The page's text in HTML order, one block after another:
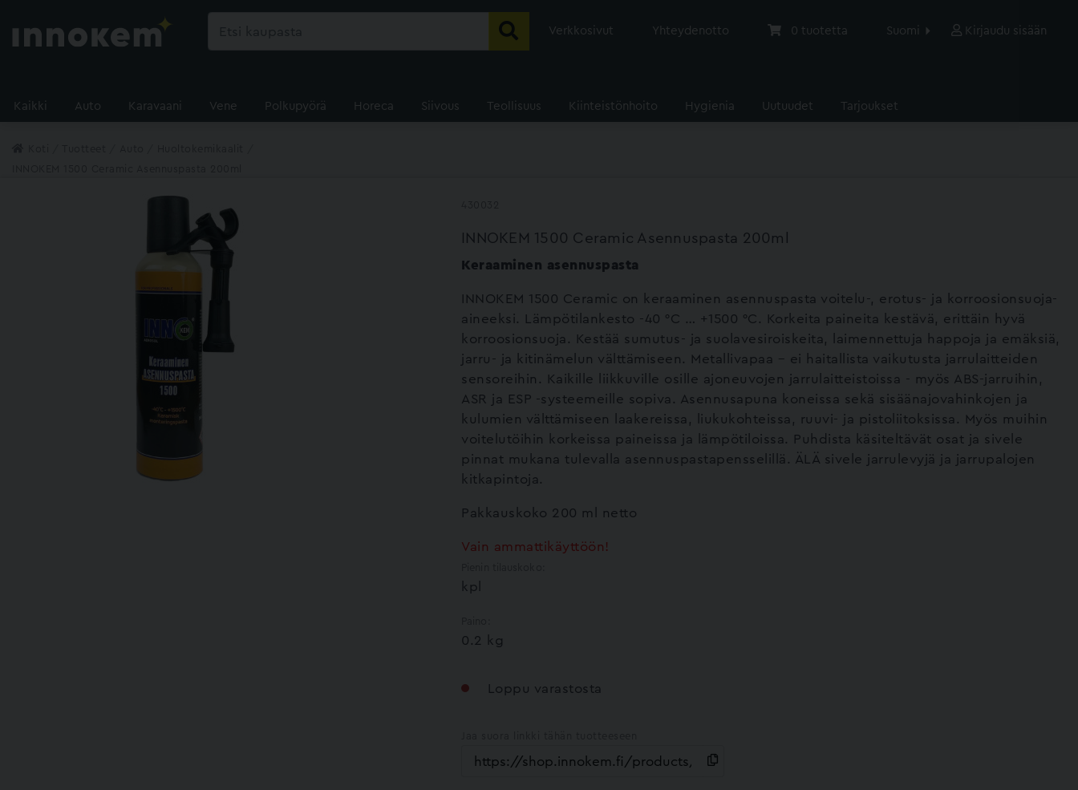
Verkkosivut Yhteydenotto 0 tuotetta Suomi Kirjaudu sisään
Kaikki Auto Karavaani Vene Polkupyörä Horeca Siivous Teollisuus Kiinteistönhoito Hygienia Uutuudet Tarjoukset
INNOKEM 1500 Ceramic Asennuspasta 200ml
Keraaminen asennuspasta
INNOKEM 1500 Ceramic on keraaminen asennuspasta voitelu-, erotus- ja korroosionsuoja-
aineeksi. Lämpötilankesto -40 °C … +1500 °C. Korkeita paineita kestävä, erittäin hyvä
korroosionsuoja. Kestää sumutus- ja suolavesiroiskeita, laimennettuja happoja ja emäksiä,
jarru- ja kitinämelun välttämiseen. Metallivapaa – ei haitallista vaikutusta jarrulaitteiden
sensoreihin. Kaikille liikkuville osille ajoneuvojen jarrulaitteistoissa - myös ABS-jarruihin,
ASR ja ESP -systeemeille sopiva. Asennusapuna koneissa sekä sisäänajovahinkojen ja
kulumien välttämiseen laakereissa, liukukohteissa, ruuvi- ja pistoliitoksissa. Myös muihin
voitelutöihin korkeissa paineissa ja lämpötiloissa. Puhdista käsiteltävät osat ja sivele
pinnat mukana tulevalla asennuspastapensselillä. ÄLÄ sivele jarrulevyjä ja jarrupalojen
kitkapintoja.
Pakkauskoko 200 ml netto
Vain ammattikäyttöön!
kpl
0.2 kg
Loppu varastosta